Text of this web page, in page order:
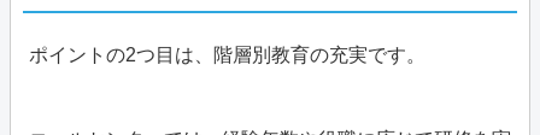
ポイントの2つ目は、階層別教育の充実です。